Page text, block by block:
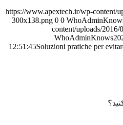
https://www.apextech.ir/wp-content/
300x138.png 0 0
content/uploads/
WhoAdminKnows
12:51:45Soluzioni pratiche per